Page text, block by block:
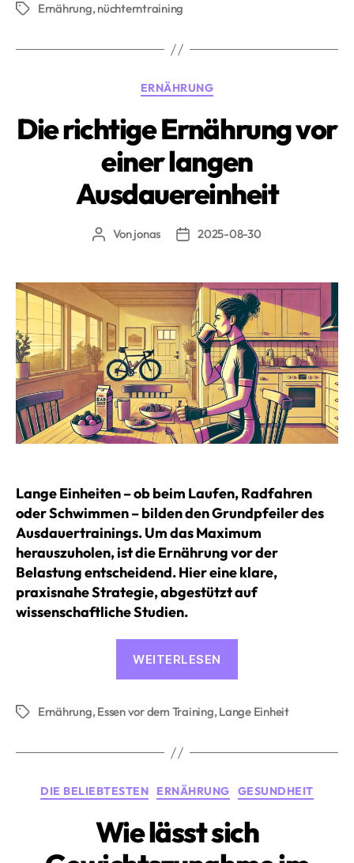
sinnvoll
Schlagwörter
Ernährung,nüchterntraining
Kategorien
ERNÄHRUNG
Die richtige Ernährung vor
einer langen
Ausdauereinheit
Beitragsautor
Vonjonas Beitragsdatum
2025-08-30
Lange Einheiten – ob beim Laufen, Radfahren
oder Schwimmen – bilden den Grundpfeiler des
Ausdauertrainings. Um das Maximum
herauszuholen, ist die Ernährung vor der
Belastung entscheidend. Hier eine klare,
praxisnahe Strategie, abgestützt auf
wissenschaftliche Studien.
WEITERLESEN
vor
langen
Schlagwörter
Ernährung,Essen vor dem Training,Lange Einheit
Kategorien
DIE BELIEBTESTEN ERNÄHRUNG GESUNDHEIT
Wie lässt sich